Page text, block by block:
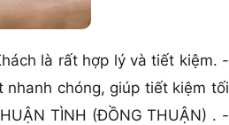
là rất hợp lý và tiết kiệm. -
nhanh chóng, giúp tiết kiệm tối
TÌNH (ĐỒNG THUẬN) . -